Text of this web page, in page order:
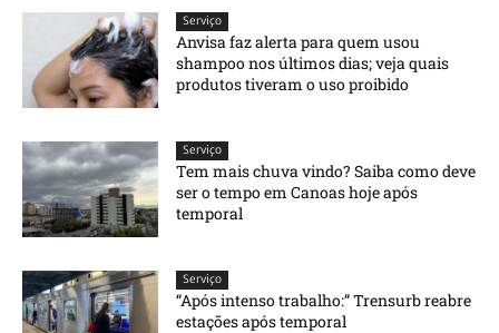
Serviço
Anvisa faz alerta para quem usou
shampoo nos últimos dias; veja quais
produtos tiveram o uso proibido
Serviço
Tem mais chuva vindo? Saiba como deve
ser o tempo em Canoas hoje após
temporal
Serviço
“Após intenso trabalho:” Trensurb reabre
estações após temporal